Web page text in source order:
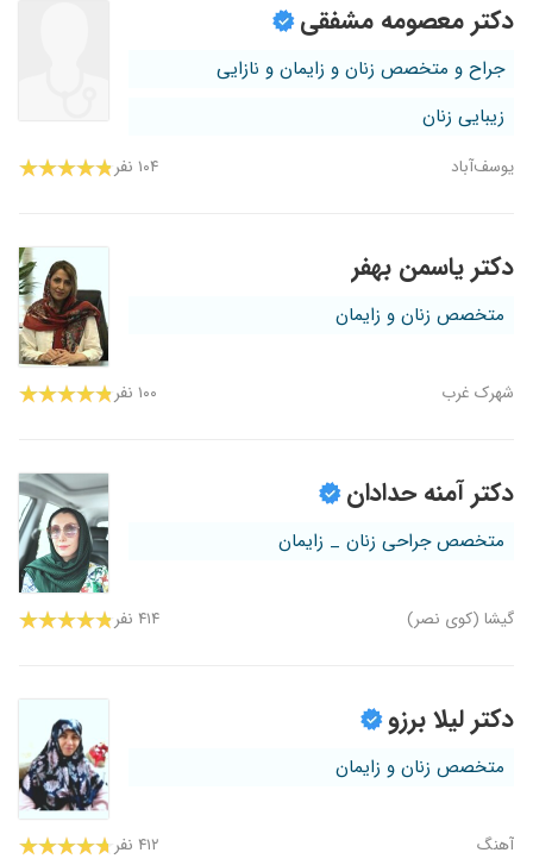
دکتر معصومه مشفقی
جراح و متخصص زنان و زایمان و نازایی
زیبایی زنان
یوسف‌آباد ۱۰۴ نفر
دکتر یاسمن بهفر
متخصص زنان و زایمان
شهرک غرب ۱۰۰ نفر
دکتر آمنه حدادان
متخصص جراحی زنان _ زایمان
گیشا (کوی نصر) ۴۱۴ نفر
دکتر لیلا برزو
متخصص زنان و زایمان
آهنگ ۴۱۲ نفر